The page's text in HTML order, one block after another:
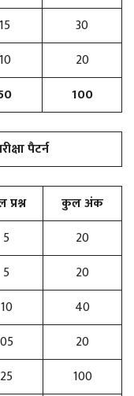
15
30
10
20
100
पैटर्न
कुल अंक
5
20
5
20
10
40
05
20
25
100